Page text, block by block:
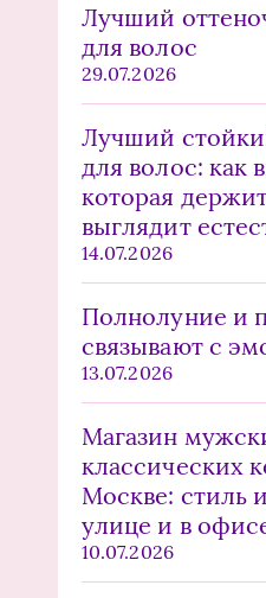
Лучший
для волос
29.07.2026
Лучший
для волос: как
которая
выглядит
14.07.2026
Полнолуние и
связывают с
13.07.2026
Магазин
классических
Москве: стиль
улице и в
10.07.2026